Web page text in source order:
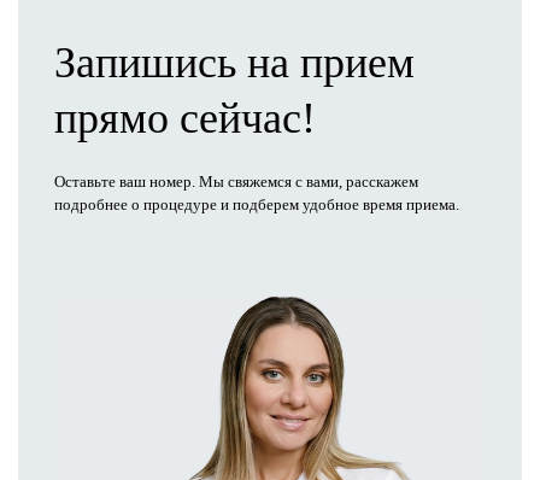
Запишись на прием
прямо сейчас!
Оставьте ваш номер. Мы свяжемся с вами, расскажем
подробнее о процедуре и подберем удобное время приема.